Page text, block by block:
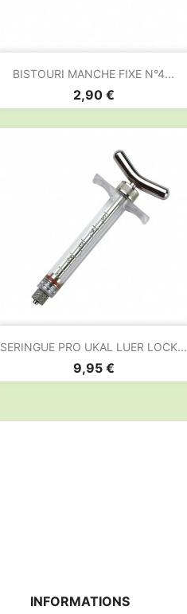
BISTOURI MANCHE FIXE N°4...
Prix
2,90 €
Aperçu rapide
SERINGUE PRO UKAL LUER LOCK...
Prix
9,95 €
 Aperçu rapide
INFORMATIONS